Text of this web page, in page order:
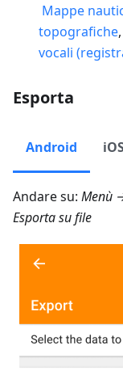
Mappe
topografiche,
vocali
Esporta
Android
Andare su: Menù
Esporta su file